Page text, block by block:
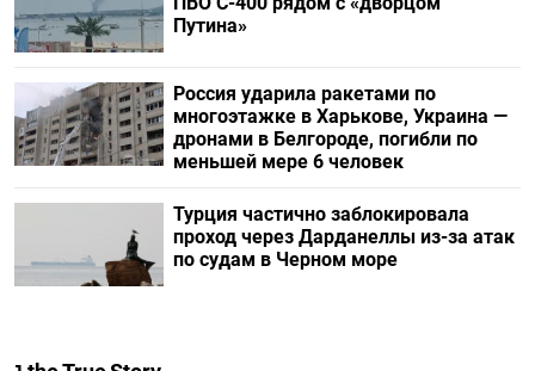
Путина»
Россия ударила ракетами по
многоэтажке в Харькове, Украина —
дронами в Белгороде, погибли по
меньшей мере 6 человек
Турция частично заблокировала
проход через Дарданеллы из-за атак
по судам в Черном море